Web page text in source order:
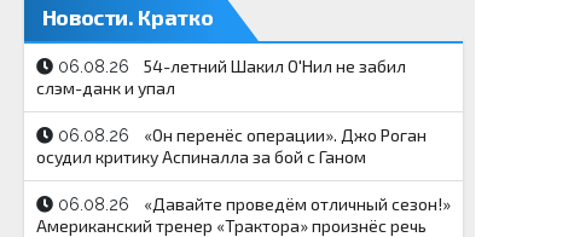
Новости. Кратко
06.08.26
54-летний Шакил О'Нил не забил
слэм-данк и упал
06.08.26
«Он перенёс операции». Джо Роган
осудил критику Аспиналла за бой с Ганом
06.08.26
«Давайте проведём отличный сезон!»
Американский тренер «Трактора» произнёс речь